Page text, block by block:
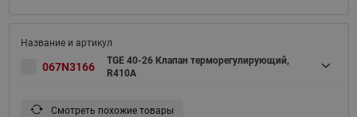
067N3166
TGE 40-26 Клапан терморегулирующий,
R410A
Смотреть похожие товары